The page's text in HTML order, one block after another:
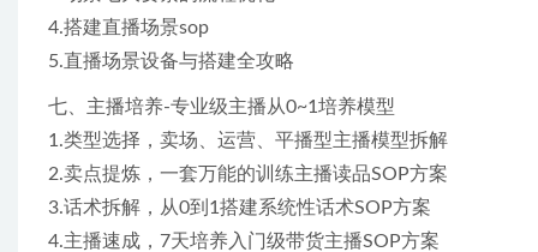
4.搭建直播场景sop
5.直播场景设备与搭建全攻略
七、主播培养-专业级主播从0~1培养模型
1.类型选择，卖场、运营、平播型主播模型拆解
2.卖点提炼，一套万能的训练主播读品SOP方案
3.话术拆解，从0到1搭建系统性话术SOP方案
4.主播速成，7天培养入门级带货主播SOP方案